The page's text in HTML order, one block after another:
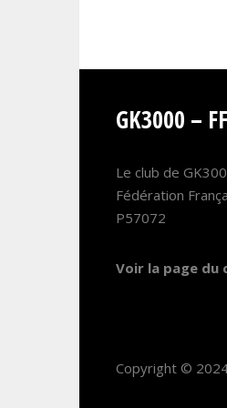
GK3000 –
Le club de
Fédération
P57072
Voir la page du
Copyright ©